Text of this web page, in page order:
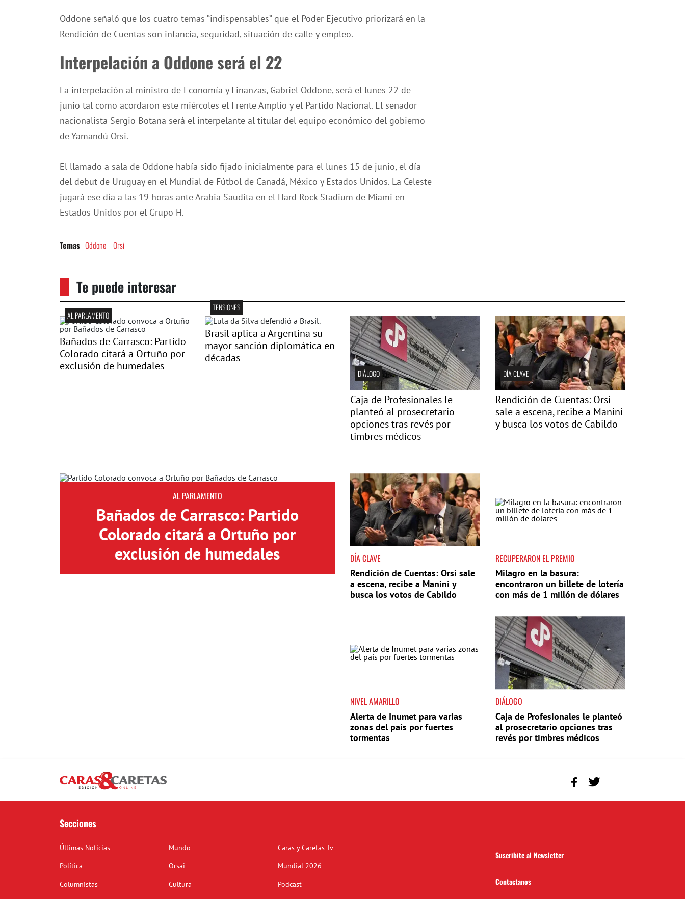
Oddone señaló que los cuatro temas “indispensables” que el Poder Ejecutivo priorizará en la
Rendición de Cuentas son infancia, seguridad, situación de calle y empleo.
Interpelación a Oddone será el 22
La interpelación al ministro de Economía y Finanzas, Gabriel Oddone, será el lunes 22 de
junio tal como acordaron este miércoles el Frente Amplio y el Partido Nacional. El senador
nacionalista Sergio Botana será el interpelante al titular del equipo económico del gobierno
de Yamandú Orsi.
El llamado a sala de Oddone había sido fijado inicialmente para el lunes 15 de junio, el día
del debut de Uruguay en el Mundial de Fútbol de Canadá, México y Estados Unidos. La Celeste
jugará ese día a las 19 horas ante Arabia Saudita en el Hard Rock Stadium de Miami en
Estados Unidos por el Grupo H.
Temas Oddone Orsi
Te puede interesar
AL PARLAMENTO
Bañados de Carrasco: Partido
Colorado citará a Ortuño por
exclusión de humedales
TENSIONES
Brasil aplica a Argentina su
mayor sanción diplomática en
décadas
DIÁLOGO
Caja de Profesionales le
planteó al prosecretario
opciones tras revés por
timbres médicos
DÍA CLAVE
Rendición de Cuentas: Orsi
sale a escena, recibe a Manini
y busca los votos de Cabildo
AL PARLAMENTO
Bañados de Carrasco: Partido
Colorado citará a Ortuño por
exclusión de humedales
DÍA CLAVE
Rendición de Cuentas: Orsi sale
a escena, recibe a Manini y
busca los votos de Cabildo
RECUPERARON EL PREMIO
Milagro en la basura:
encontraron un billete de lotería
con más de 1 millón de dólares
NIVEL AMARILLO
Alerta de Inumet para varias
zonas del país por fuertes
tormentas
DIÁLOGO
Caja de Profesionales le planteó
al prosecretario opciones tras
revés por timbres médicos
Secciones
Últimas Noticias
Política
Columnistas
Mundo
Orsai
Cultura
Caras y Caretas Tv
Mundial 2026
Podcast
Suscribite al Newsletter
Contactanos